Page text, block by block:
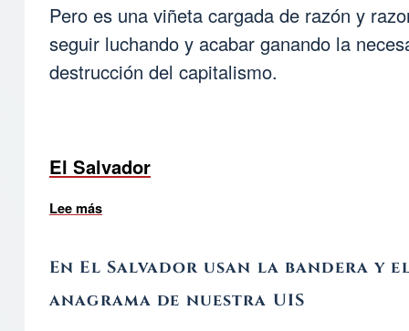
Pero es una viñeta cargada de razón y
seguir luchando y acabar ganando la
destrucción del capitalismo.
El Salvador
Lee más
En El Salvador usan la bandera y
anagrama de nuestra UIS